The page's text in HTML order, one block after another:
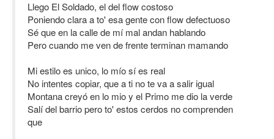
Llego El Soldado, el del flow costoso
Poniendo clara a to' esa gente con flow defectuoso
Sé que en la calle de mí mal andan hablando
Pero cuando me ven de frente terminan mamando
Mi estilo es unico, lo mío sí es real
No intentes copiar, que a ti no te va a salir igual
Montana creyó en lo mio y el Primo me dio la verde
Salí del barrio pero to' estos cerdos no comprenden
que